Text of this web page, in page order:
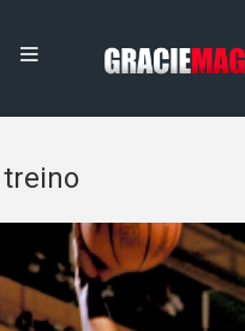
treino